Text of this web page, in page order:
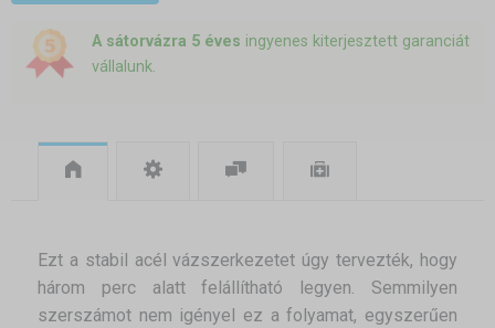
A sátorvázra 5 éves ingyenes kiterjesztett garanciát
vállalunk.
Ezt a stabil acél vázszerkezetet úgy tervezték, hogy
három perc alatt felállítható legyen. Semmilyen
szerszámot nem igényel ez a folyamat, egyszerűen